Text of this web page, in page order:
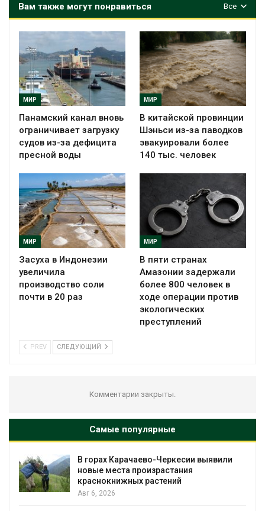
Все
Вам также могут понравиться
МИР
Панамский канал вновь
ограничивает загрузку
судов из-за дефицита
пресной воды
МИР
В китайской провинции
Шэньси из-за паводков
эвакуировали более
140 тыс. человек
МИР
Засуха в Индонезии
увеличила
производство соли
почти в 20 раз
МИР
В пяти странах
Амазонии задержали
более 800 человек в
ходе операции против
экологических
преступлений
PREV СЛЕДУЮЩИЙ
Комментарии закрыты.
Самые популярные
Карачаево-Черкесии выявили
произрастания
растений
В